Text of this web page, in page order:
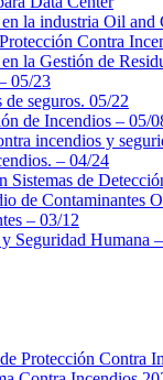
la industria Oil and
Contra
la Gestión de
05/23
seguros. 05/22
de Incendios – 05/
incendios y
– 04/24
Sistemas de
de Contaminantes
– 03/12
Seguridad Humana
Protección Contra